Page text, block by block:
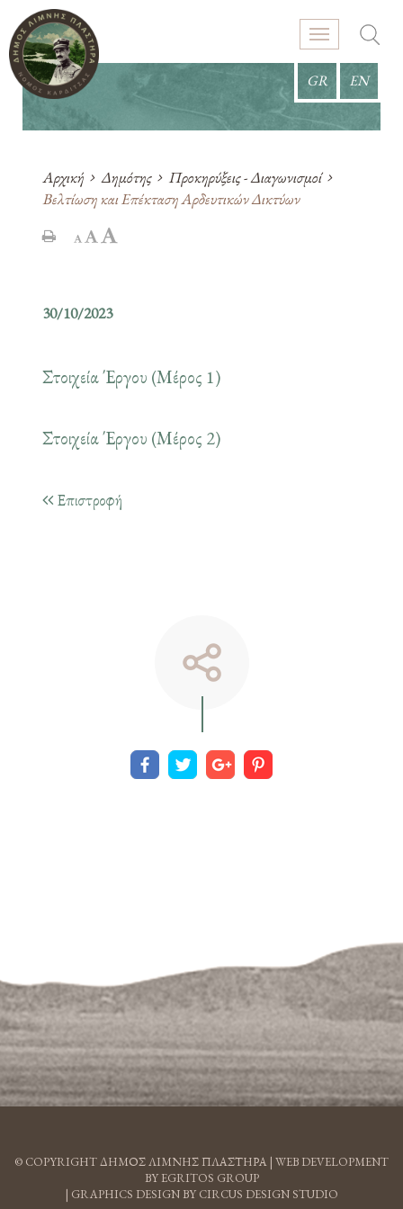
GR EN
Αρχική Δημότης
Προκηρύξεις - Διαγωνισμοί
Βελτίωση και Επέκταση Αρδευτικών Δικτύων
30/10/2023
Στοιχεία Έργου (Μέρος 1)
Στοιχεία Έργου (Μέρος 2)
Επιστροφή
© COPYRIGHT ΔΗΜΟΣ ΛΙΜΝΗΣ ΠΛΑΣΤΗΡΑ | WEB DEVELOPMENT
BY EGRITOS GROUP
| GRAPHICS DESIGN BY CIRCUS DESIGN STUDIO